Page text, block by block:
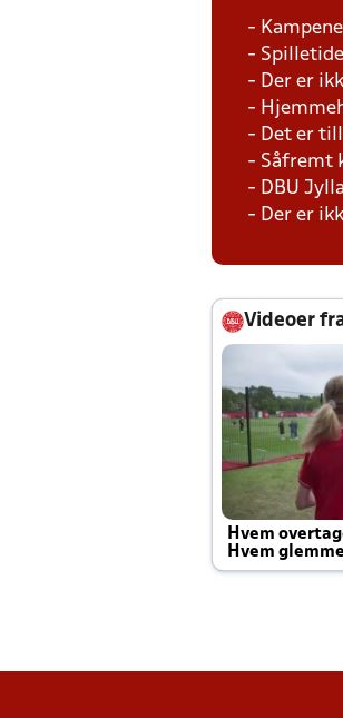
-
-
- Der er
-
- Det er
- Såfremt
- DBU
- Der er
Videoer
Hvem
Hvem
Joachim altid